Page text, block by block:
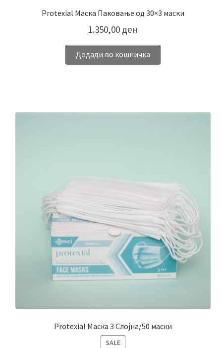
Protexial Маска Паковање од 30×3 маски
1.350,00 ден
Додади во кошничка
Protexial Маска 3 Слојна/50 маски
SALEПРОИЗВОД